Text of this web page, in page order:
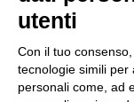
Via Taro 12
43125 Parma
Tel. 0521.2141
E-mail:
utenti
Con il tuo
tecnologie simili per
personali come, ad